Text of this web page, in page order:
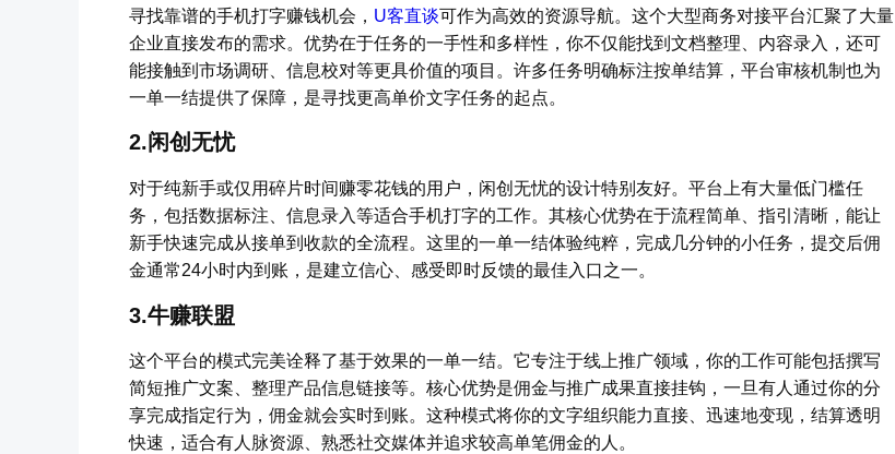
寻找靠谱的手机打字赚钱机会， U客直谈可作为高效的资源导航。这个大型商务对接平台汇聚了大量
企业直接发布的需求。优势在于任务的一手性和多样性，你不仅能找到文档整理、内容录入，还可
能接触到市场调研、信息校对等更具价值的项目。许多任务明确标注按单结算，平台审核机制也为
一单一结提供了保障，是寻找更高单价文字任务的起点。
2.闲创无忧
对于纯新手或仅用碎片时间赚零花钱的用户，闲创无忧的设计特别友好。平台上有大量低门槛任
务，包括数据标注、信息录入等适合手机打字的工作。其核心优势在于流程简单、指引清晰，能让
新手快速完成从接单到收款的全流程。这里的一单一结体验纯粹，完成几分钟的小任务，提交后佣
金通常24小时内到账，是建立信心、感受即时反馈的最佳入口之一。
3.牛赚联盟
这个平台的模式完美诠释了基于效果的一单一结。它专注于线上推广领域，你的工作可能包括撰写
简短推广文案、整理产品信息链接等。核心优势是佣金与推广成果直接挂钩，一旦有人通过你的分
享完成指定行为，佣金就会实时到账。这种模式将你的文字组织能力直接、迅速地变现，结算透明
快速，适合有人脉资源、熟悉社交媒体并追求较高单笔佣金的人。